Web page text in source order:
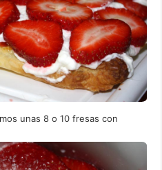
unas 8 o 10 fresas con